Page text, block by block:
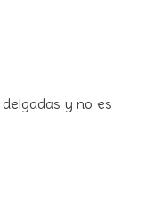
y no es